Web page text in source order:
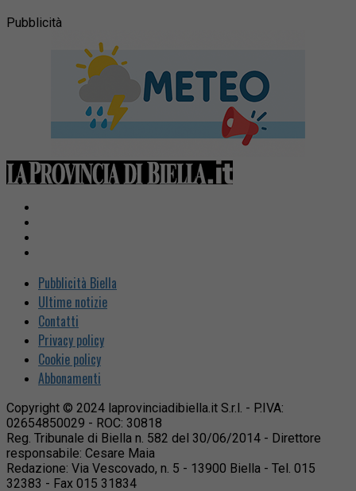
Pubblicità
Pubblicità Biella
Ultime notizie
Contatti
Privacy policy
Cookie policy
Abbonamenti
Copyright © 2024 laprovinciadibiella.it S.r.l. - P.IVA:
02654850029 - ROC: 30818
Reg. Tribunale di Biella n. 582 del 30/06/2014 - Direttore
responsabile: Cesare Maia
Redazione: Via Vescovado, n. 5 - 13900 Biella - Tel. 015
32383 - Fax 015 31834